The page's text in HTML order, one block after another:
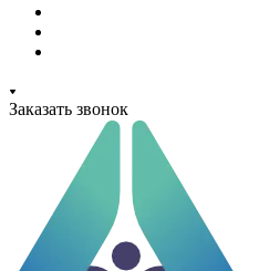
Заказать звонок